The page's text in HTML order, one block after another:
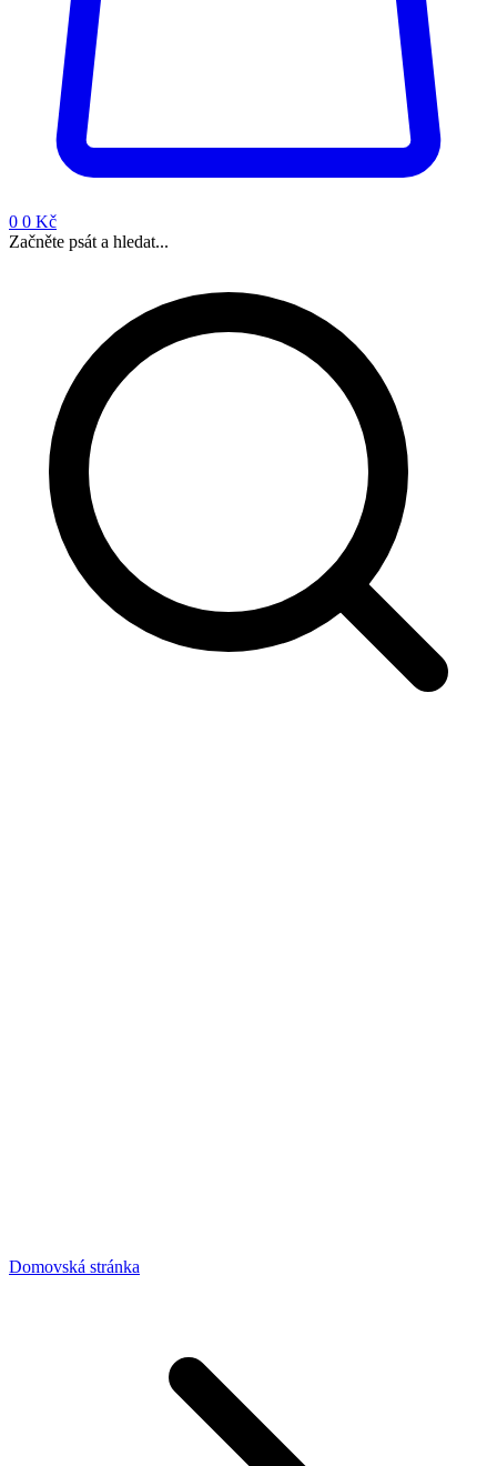
0 0 Kč
Začněte psát a hledat...
Domovská stránka